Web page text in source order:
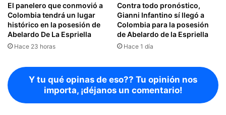
El panelero que conmovió a
Colombia tendrá un lugar
histórico en la posesión de
Abelardo De La Espriella
Hace 23 horas
Contra todo pronóstico,
Gianni Infantino sí llegó a
Colombia para la posesión
de Abelardo de la Espriella
Hace 1 día
Y tu qué opinas de eso?? Tu opinión nos
importa, ¡déjanos un comentario!